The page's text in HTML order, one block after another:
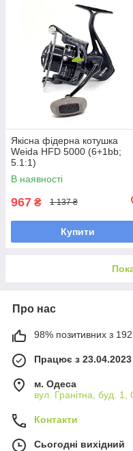
Якісна фідерна котушка
Weida HFD 5000 (6+1bb;
5.1:1)
В наявності
967 ₴ 1 137 ₴
Купити
Про нас
98% позитивних з 192
Працює з 23.04.2023
м. Одеса
вул. Гранітна, буд. 1,
Контакти
Сьогодні вихідний